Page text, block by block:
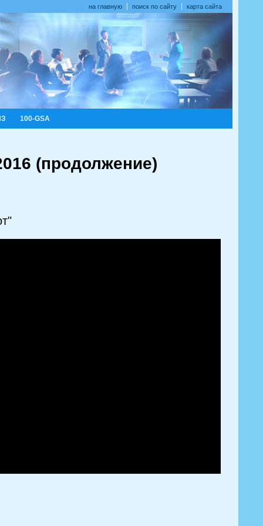
на главную поиск по сайту карта сайта
100-GSA
(продолжение)